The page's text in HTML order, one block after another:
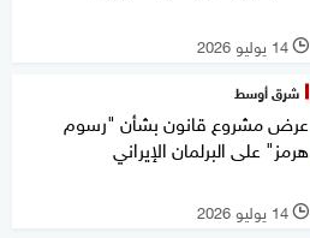
l 14 يوليو 2026
شرق أوسط
عرض مشروع قانون بشأن "رسوم
هرمز" على البرلمان الإيراني
l 14 يوليو 2026